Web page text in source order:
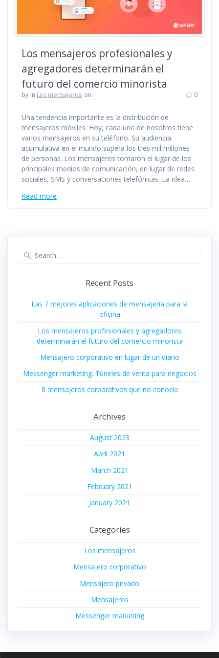
Los mensajeros profesionales y
agregadores determinarán el
futuro del comercio minorista
by in Los mensajeros on 0
Una tendencia importante es la distribución de
mensajeros móviles. Hoy, cada uno de nosotros tiene
varios mensajeros en su teléfono. Su audiencia
acumulativa en el mundo supera los tres mil millones
de personas. Los mensajeros tomaron el lugar de los
principales medios de comunicación, en lugar de redes
sociales, SMS y conversaciones telefónicas. La idea…
Read more
Recent Posts
Las 7 mejores aplicaciones de mensajería para la
oficina
Los mensajeros profesionales y agregadores
determinarán el futuro del comercio minorista
Mensajero corporativo en lugar de un diario
Messenger marketing. Túneles de venta para negocios
8 mensajeros corporativos que no conocía
Archives
August 2023
April 2021
March 2021
February 2021
January 2021
Categories
Los mensajeros
Mensajero corporativo
Mensajero privado
Mensajeros
Messenger marketing